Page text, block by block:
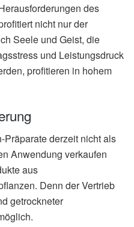
des
nicht nur der
Seele und Geist, die
und Leistungsdruck
profitieren in hohem
derzeit nicht als
Anwendung verkaufen
aus
Denn der Vertrieb
getrockneter